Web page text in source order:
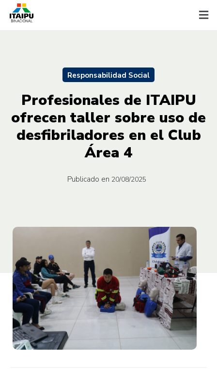
Responsabilidad Social
Profesionales de ITAIPU
ofrecen taller sobre uso de
desfibriladores en el Club
Área 4
Publicado en 20/08/2025